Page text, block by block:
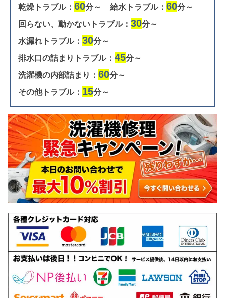
乾燥トラブル： 60分～ 給水トラブル： 60分～
回らない、動かないトラブル： 30分～
水漏れトラブル： 30分～
排水口の詰まりトラブル： 45分～
洗濯機の内部詰まり： 60分～
その他トラブル： 15分～